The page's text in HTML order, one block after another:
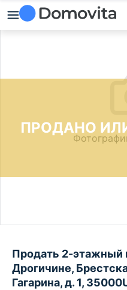
ПРОДАНО
Продать 2-этажный
Дрогичине,
Гагарина, д. 1,